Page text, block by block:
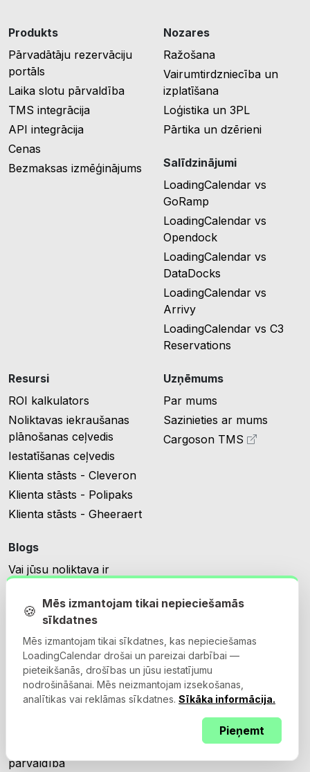
Produkts
Pārvadātāju rezervāciju
portāls
Laika slotu pārvaldība
TMS integrācija
API integrācija
Cenas
Bezmaksas izmēģinājums
Nozares
Ražošana
Vairumtirdzniecība un
izplatīšana
Loģistika un 3PL
Pārtika un dzērieni
Salīdzinājumi
LoadingCalendar vs
GoRamp
LoadingCalendar vs
Opendock
LoadingCalendar vs
DataDocks
LoadingCalendar vs
Arrivy
LoadingCalendar vs C3
Reservations
Resursi
ROI kalkulators
Noliktavas iekraušanas
plānošanas ceļvedis
Iestatīšanas ceļvedis
Klienta stāsts - Cleveron
Klienta stāsts - Polipaks
Klienta stāsts - Gheeraert
Blogs
Vai jūsu noliktava ir
Vai noliktavas iekraušanas
plānošanas sistēma ir
man piemērota?
TMS integrācijas ceļvedis
Labākā iekraušanas zonu
rezervēšanas
pārvaldība
Uzņēmums
Par mums
Sazinieties ar mums
Cargoson TMS
🍪 Mēs izmantojam tikai nepieciešamās
sīkdatnes
Mēs izmantojam tikai sīkdatnes, kas nepieciešamas
LoadingCalendar drošai un pareizai darbībai —
pieteikšanās, drošības un jūsu iestatījumu
nodrošināšanai. Mēs neizmantojam izsekošanas,
analītikas vai reklāmas sīkdatnes. Sīkāka informācija.
Pieņemt